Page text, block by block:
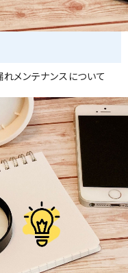
メンテナンスについて